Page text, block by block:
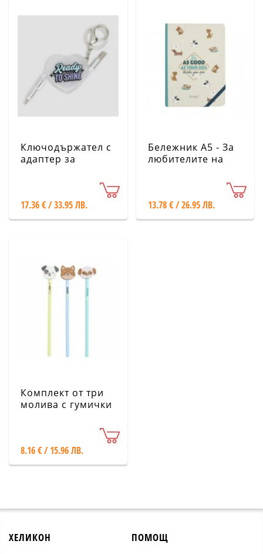
Ключодържател с
адаптер за
мобилен телефон
17.36 € / 33.95 ЛВ.
Бележник А5 - За
любителите на
13.78 € / 26.95 ЛВ.
Комплект от три
молива с гумички
8.16 € / 15.96 ЛВ.
ХЕЛИКОН ПОМОЩ